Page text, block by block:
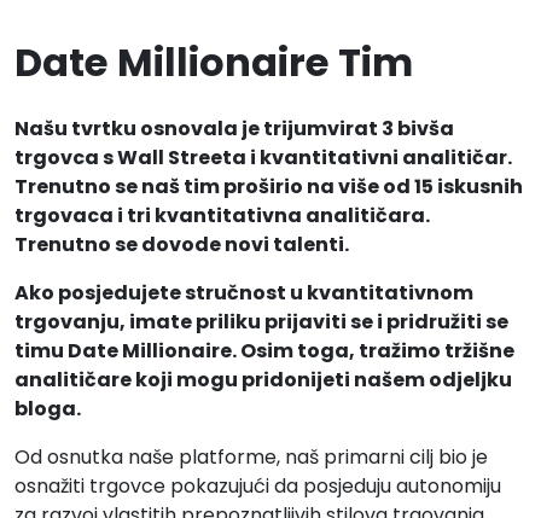
Date Millionaire Tim
Našu tvrtku osnovala je trijumvirat 3 bivša
trgovca s Wall Streeta i kvantitativni analitičar.
Trenutno se naš tim proširio na više od 15 iskusnih
trgovaca i tri kvantitativna analitičara.
Trenutno se dovode novi talenti.
Ako posjedujete stručnost u kvantitativnom
trgovanju, imate priliku prijaviti se i pridružiti se
timu Date Millionaire. Osim toga, tražimo tržišne
analitičare koji mogu pridonijeti našem odjeljku
bloga.
Od osnutka naše platforme, naš primarni cilj bio je
osnažiti trgovce pokazujući da posjeduju autonomiju